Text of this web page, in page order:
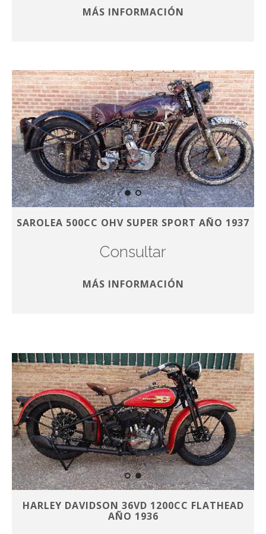
MÁS INFORMACIÓN
SAROLEA 500CC OHV SUPER SPORT AÑO 1937
Consultar
MÁS INFORMACIÓN
HARLEY DAVIDSON 36VD 1200CC FLATHEAD
AÑO 1936